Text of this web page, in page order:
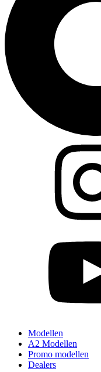
Modellen
A2 Modellen
Promo modellen
Dealers